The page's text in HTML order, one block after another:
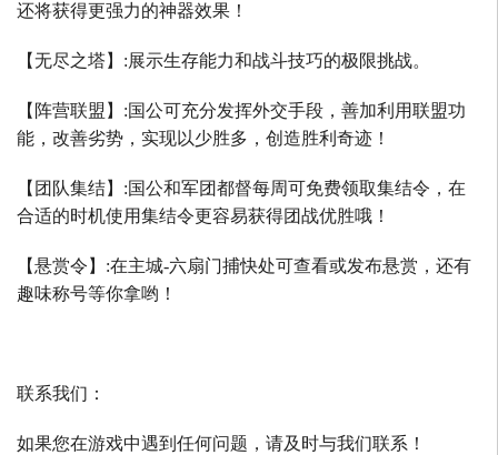
还将获得更强力的神器效果！
【无尽之塔】 :展示生存能力和战斗技巧的极限挑战。
【阵营联盟】 :国公可充分发挥外交手段，善加利用联盟功
能，改善劣势，实现以少胜多，创造胜利奇迹！
【团队集结】 :国公和军团都督每周可免费领取集结令，在
合适的时机使用集结令更容易获得团战优胜哦！
【悬赏令】 :在主城-六扇门捕快处可查看或发布悬赏，还有
趣味称号等你拿哟！
联系我们：
如果您在游戏中遇到任何问题，请及时与我们联系！